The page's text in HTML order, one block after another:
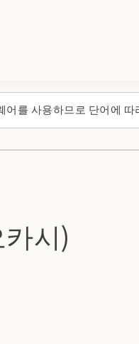
어를 사용하므로 단어에
시)